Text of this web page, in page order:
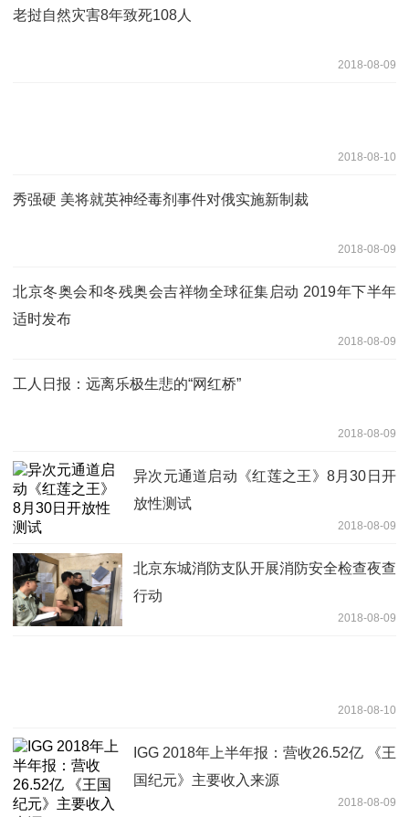
老挝自然灾害8年致死108人
2018-08-09
2018-08-10
秀强硬 美将就英神经毒剂事件对俄实施新制裁
2018-08-09
北京冬奥会和冬残奥会吉祥物全球征集启动 2019年下半年
适时发布
2018-08-09
工人日报：远离乐极生悲的“网红桥”
2018-08-09
异次元通道启动《红莲之王》8月30日开
放性测试
2018-08-09
北京东城消防支队开展消防安全检查夜查
行动
2018-08-09
2018-08-10
IGG 2018年上半年报：营收26.52亿 《王
国纪元》主要收入来源
2018-08-09